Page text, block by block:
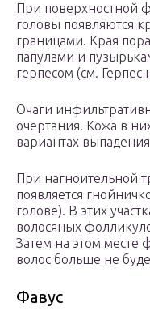
При поверхностной
головы появляются
границами. Края
папулами и
герпесом (см. Герпес
Очаги
очертания. Кожа в
вариантах
При нагноительной
появляется
голове). В этих
волосяных
Затем на этом месте
волос больше не
Фавус